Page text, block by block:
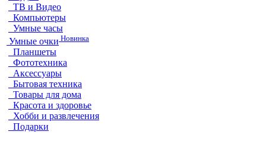
ТВ и Видео
Компьютеры
Умные часы
Умные очки Новинка
Планшеты
Фототехника
Аксессуары
Бытовая техника
Товары для дома
Красота и здоровье
Хобби и развлечения
Подарки